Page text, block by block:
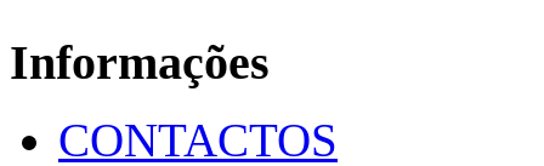
Informações
CONTACTOS